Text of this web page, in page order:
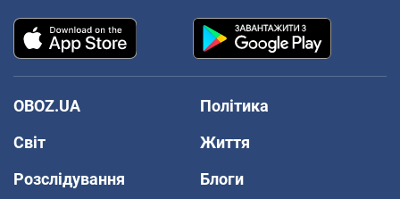
OBOZ.UA
Політика
Світ
Життя
Розслідування
Блоги